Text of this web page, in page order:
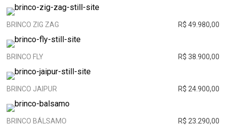
BRINCO ZIG ZAG R$ 49.980,00
BRINCO FLY R$ 38.900,00
BRINCO JAIPUR R$ 24.900,00
BRINCO BÁLSAMO R$ 23.290,00